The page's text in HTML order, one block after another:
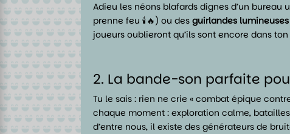
Adieu les néons blafards dignes d’un bureau
prenne feu 🕯️🔥) ou des guirlandes lumineuses
joueurs oublieront qu’ils sont encore dans
2. La bande-son parfaite
Tu le sais : rien ne crie « combat épique
chaque moment : exploration calme,
d’entre nous, il existe des générateurs de